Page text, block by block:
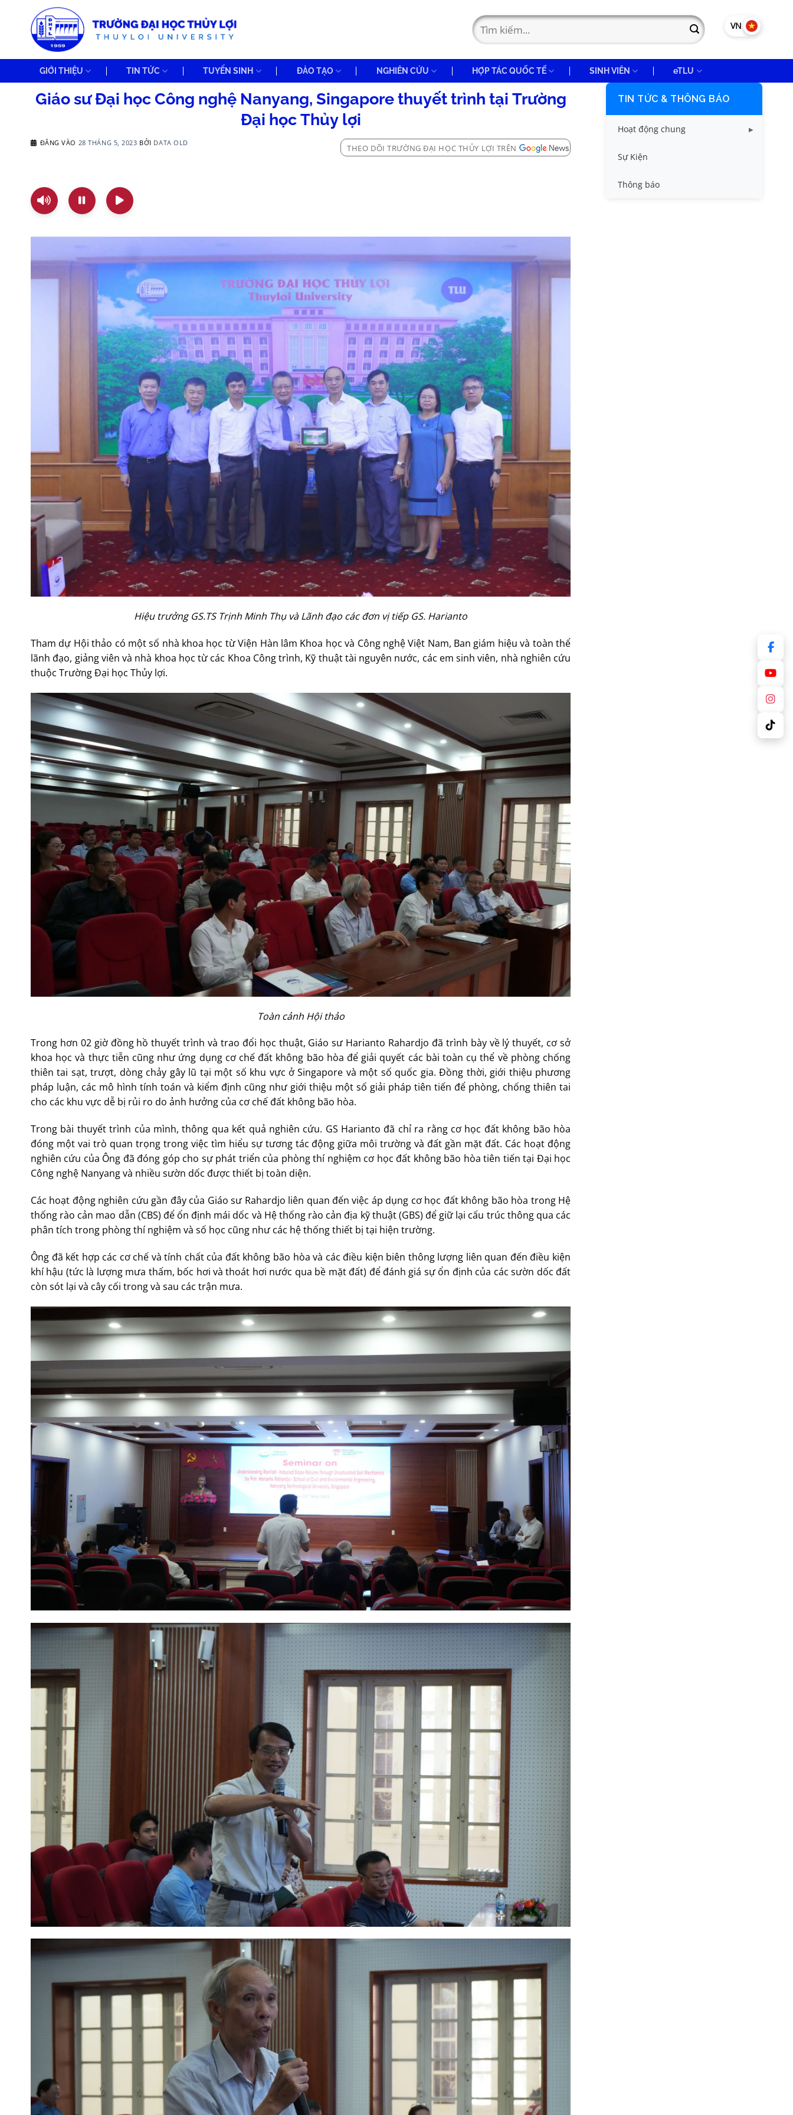
VN EN
GIỚI THIỆU TIN TỨC TUYỂN SINH ĐÀO TẠO NGHIÊN CỨU HỢP TÁC QUỐC TẾ SINH VIÊN eTLU
Giáo sư Đại học Công nghệ Nanyang, Singapore thuyết trình tại Trường
Đại học Thủy lợi
ĐĂNG VÀO 28 THÁNG 5, 2023 BỞI DATA OLD
THEO DÕI TRƯỜNG ĐẠI HỌC THỦY LỢI TRÊN
Hiệu trưởng GS.TS Trịnh Minh Thụ và Lãnh đạo các đơn vị tiếp GS. Harianto
Tham dự Hội thảo có một số nhà khoa học từ Viện Hàn lâm Khoa học và Công nghệ Việt Nam, Ban giám hiệu và toàn thể
lãnh đạo, giảng viên và nhà khoa học từ các Khoa Công trình, Kỹ thuật tài nguyên nước, các em sinh viên, nhà nghiên cứu
thuộc Trường Đại học Thủy lợi.
Toàn cảnh Hội thảo
Trong hơn 02 giờ đồng hồ thuyết trình và trao đổi học thuật, Giáo sư Harianto Rahardjo đã trình bày về lý thuyết, cơ sở
khoa học và thực tiễn cũng như ứng dụng cơ chế đất không bão hòa để giải quyết các bài toàn cụ thể về phòng chống
thiên tai sạt, trượt, dòng chảy gây lũ tại một số khu vực ở Singapore và một số quốc gia. Đồng thời, giới thiệu phương
pháp luận, các mô hình tính toán và kiểm định cũng như giới thiệu một số giải pháp tiên tiến để phòng, chống thiên tai
cho các khu vực dễ bị rủi ro do ảnh hưởng của cơ chế đất không bão hòa.
Trong bài thuyết trình của mình, thông qua kết quả nghiên cứu. GS Harianto đã chỉ ra rằng cơ học đất không bão hòa
đóng một vai trò quan trọng trong việc tìm hiểu sự tương tác động giữa môi trường và đất gần mặt đất. Các hoạt động
nghiên cứu của Ông đã đóng góp cho sự phát triển của phòng thí nghiệm cơ học đất không bão hòa tiên tiến tại Đại học
Công nghệ Nanyang và nhiều sườn dốc được thiết bị toàn diện.
Các hoạt động nghiên cứu gần đây của Giáo sư Rahardjo liên quan đến việc áp dụng cơ học đất không bão hòa trong Hệ
thống rào cản mao dẫn (CBS) để ổn định mái dốc và Hệ thống rào cản địa kỹ thuật (GBS) để giữ lại cấu trúc thông qua các
phân tích trong phòng thí nghiệm và số học cũng như các hệ thống thiết bị tại hiện trường.
Ông đã kết hợp các cơ chế và tính chất của đất không bão hòa và các điều kiện biên thông lượng liên quan đến điều kiện
khí hậu (tức là lượng mưa thấm, bốc hơi và thoát hơi nước qua bề mặt đất) để đánh giá sự ổn định của các sườn dốc đất
còn sót lại và cây cối trong và sau các trận mưa.
TIN TỨC & THÔNG BÁO
Hoạt động chung
Tin công tác sinh viên
Tin đào tạo
Sự Kiện
Thông báo